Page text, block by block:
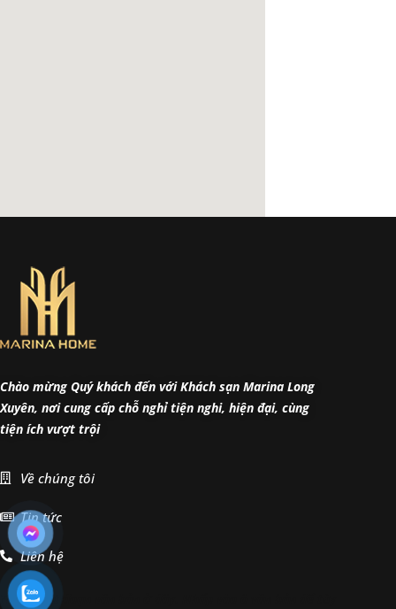
Chào mừng Quý khách đến với Khách sạn Marina Long
Xuyên, nơi cung cấp chỗ nghỉ tiện nghi, hiện đại, cùng
tiện ích vượt trội
Về chúng tôi
Tin tức
Liên hệ
Thêm một đoạn văn bản ở đây. Nhấp vào ô văn bản để tùy